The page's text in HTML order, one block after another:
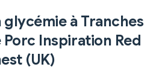
glycémie à Tranches
Inspiration Red
(UK)